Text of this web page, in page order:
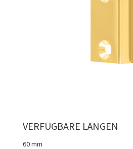
VERFÜGBARE LÄNGEN
60 mm